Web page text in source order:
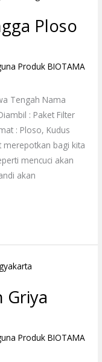
Ploso
Produk BIOTAMA
Tengah Nama
: Paket Filter
: Ploso, Kudus
merepotkan bagi kita
mencuci akan
akan
Griya
Produk BIOTAMA